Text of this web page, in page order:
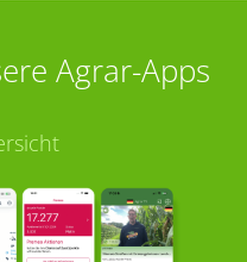
Agrar-Apps